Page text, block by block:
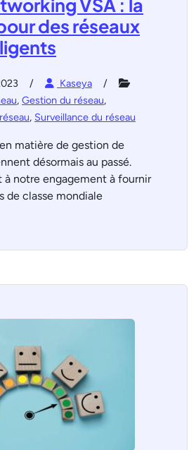
VSA : la
des réseaux
Kaseya
, Gestion du réseau,
, Surveillance du réseau
matière de gestion de
désormais au passé.
notre engagement à fournir
de classe mondiale